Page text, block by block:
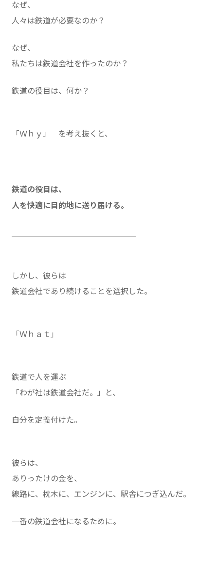
なぜ、
人々は鉄道が必要なのか？
なぜ、
私たちは鉄道会社を作ったのか？
鉄道の役目は、何か？
「Ｗｈｙ」 を考え抜くと、
鉄道の役目は、
人を快適に目的地に送り届ける。
しかし、彼らは
鉄道会社であり続けることを選択した。
「Ｗｈａｔ」
鉄道で人を運ぶ
「わが社は鉄道会社だ。」と、
自分を定義付けた。
彼らは、
ありったけの金を、
線路に、枕木に、エンジンに、駅舎につぎ込んだ。
一番の鉄道会社になるために。